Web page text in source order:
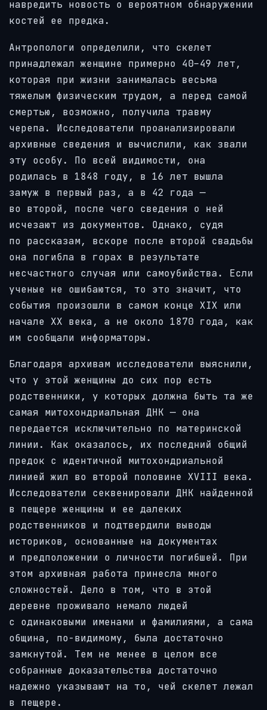
навредить новость о вероятном обнаружении
костей ее предка.
Антропологи определили, что скелет
принадлежал женщине примерно 40–49 лет,
которая при жизни занималась весьма
тяжелым физическим трудом, а перед самой
смертью, возможно, получила травму
черепа. Исследователи проанализировали
архивные сведения и вычислили, как звали
эту особу. По всей видимости, она
родилась в 1848 году, в 16 лет вышла
замуж в первый раз, а в 42 года —
во второй, после чего сведения о ней
исчезают из документов. Однако, судя
по рассказам, вскоре после второй свадьбы
она погибла в горах в результате
несчастного случая или самоубийства. Если
ученые не ошибаются, то это значит, что
события произошли в самом конце XIX или
начале XX века, а не около 1870 года, как
им сообщали информаторы.
Благодаря архивам исследователи выяснили,
что у этой женщины до сих пор есть
родственники, у которых должна быть та же
самая митохондриальная ДНК — она
передается исключительно по материнской
линии. Как оказалось, их последний общий
предок с идентичной митохондриальной
линией жил во второй половине XVIII века.
Исследователи секвенировали ДНК найденной
в пещере женщины и ее далеких
родственников и подтвердили выводы
историков, основанные на документах
и предположении о личности погибшей. При
этом архивная работа принесла много
сложностей. Дело в том, что в этой
деревне проживало немало людей
с одинаковыми именами и фамилиями, а сама
община, по-видимому, была достаточно
замкнутой. Тем не менее в целом все
собранные доказательства достаточно
надежно указывают на то, чей скелет лежал
в пещере.